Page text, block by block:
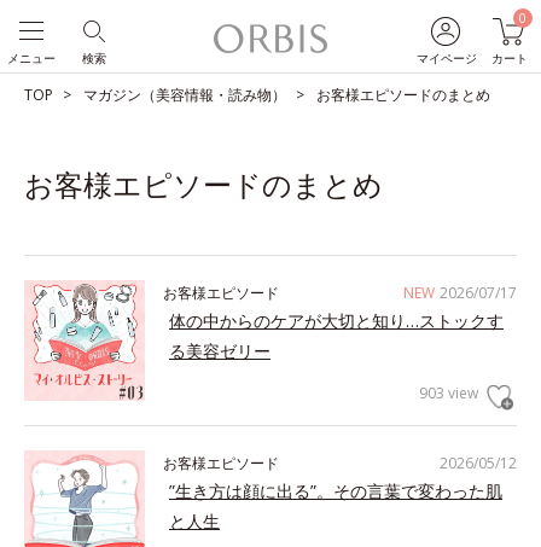
マイページ
0
カート
検索
メニュー
TOP マガジン（美容情報・読み物） お客様エピソードのまとめ
お客様エピソードのまとめ
NEW 2026/07/17
お客様エピソード
体の中からのケアが大切と知り…ストックす
る美容ゼリー
903 view
2026/05/12
お客様エピソード
”生き方は顔に出る”。その言葉で変わった肌
と人生